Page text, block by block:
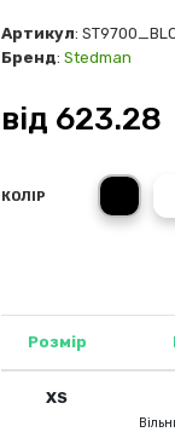
Артикул:
Бренд: Stedman
від 623.28
КОЛІР
Розмір
XS